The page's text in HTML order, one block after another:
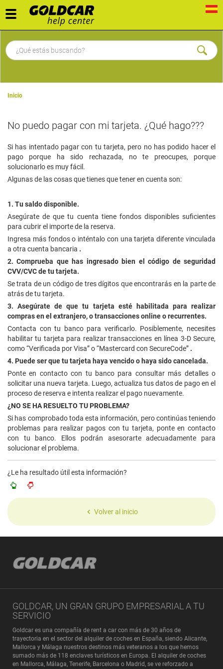
Toggle
navigation
Inicio
No puedo pagar con mi tarjeta. ¿Qué hago???
Si has intentado pagar con tu tarjeta, pero no has podido hacer el
pago porque ha sido rechazada, no te preocupes, porque
solucionarlo es muy fácil.
Algunas de las cosas que tienes que tener en cuenta son:
1. Tu saldo disponible.
Asegúrate de que tu cuenta tiene fondos disponibles suficientes
para cubrir el importe de la reserva.
Ingresa más fondos o inténtalo con una tarjeta diferente vinculada
a otra cuenta bancaria .
2. Comprueba que has ingresado bien el código de seguridad
CVV/CVC de tu tarjeta.
Se trata de un código de tres dígitos que encontrarás en la parte de
atrás de tu tarjeta.
3. Asegúrate de que tu tarjeta esté habilitada para realizar
compras en el extranjero, o transacciones online o recurrentes.
Contacta con tu banco para verificarlo. Posiblemente, necesites
habilitar tu tarjeta para realizar transacciones en línea 3-D Secure,
como “Verificada por Visa” o “Mastercard con SecureCode” .
4. Puede ser que tu tarjeta haya vencido o haya sido cancelada.
Ponte en contacto con tu banco para consultar más detalles o
solicitar una nueva tarjeta. Luego, actualiza tus datos de pago en el
proceso de reserva e intenta realizar el pago nuevamente.
¿NO SE HA RESUELTO TU PROBLEMA?
Si has comprobado toda esta información, pero continúas teniendo
problemas para realizar pagos con tu tarjeta, ponte en contacto
con tu banco. Ellos podrán asesorarte adecuadamente para
solucionar el problema.
¿Le ha resultado útil esta información?
Volver al inicio
GOLDCAR, UN GRAN GRUPO EMPRESARIAL A TU
SERVICIO
Goldcar es una compañía de rent a car con más de 30 años de
trayectoria en el sector del alquiler de coches en España, siendo Alicante,
Mallorca y Málaga nuestros destinos más veteranos a los que hemos
sumado más de 118 enclaves turísticos en Europa. El alquiler de coches
en Mallorca, Málaga, Tenerife, Barcelona o Madrid, se ve reforzado a